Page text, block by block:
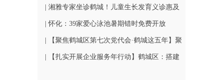
楼BA联赛8月7日开赛
| 湘雅专家坐诊鹤城！儿童生长发育义诊惠及
众多家庭
| 怀化：39家爱心泳池暑期错时免费开放
| 【聚焦鹤城区第七次党代会·鹤城这五年】聚
焦民生关切 书写幸福答卷
| 【扎实开展企业服务年行动】鹤城区：搭建